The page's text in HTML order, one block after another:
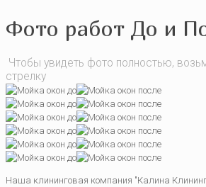
Фото работ До и
Чтобы увидеть фото полностью,
стрелку
Наша клининговая компания "Калина